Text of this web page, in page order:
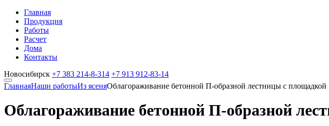
Главная
Продукция
Работы
Расчет
Дома
Контакты
Новосибирск +7 383 214-8-314 +7 913 912-83-14
ГлавнаяНаши работыИз ясеняОблагораживание бетонной П-образной лестницы с площадкой
Облагораживание бетонной П-образной